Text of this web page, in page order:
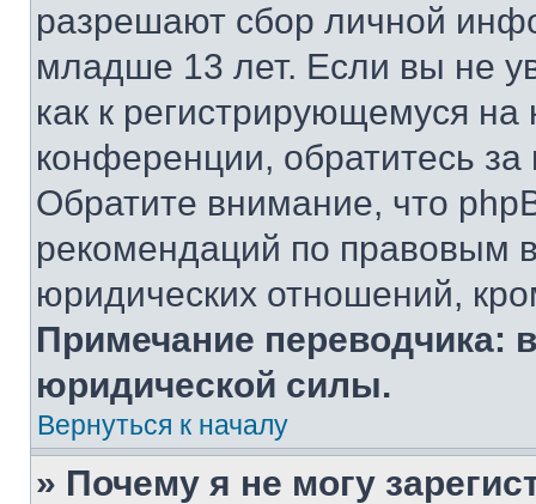
разрешают сбор личной
младше 13 лет. Если вы не
как к регистрирующемуся
конференции, обратитесь
Обратите внимание, что
рекомендаций по правовым
юридических отношений,
Примечание переводчика:
юридической силы.
Вернуться к началу
» Почему я не могу